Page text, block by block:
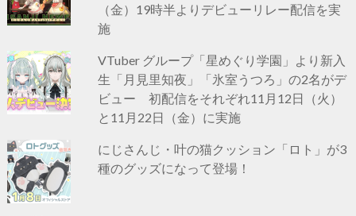
（金）19時半よりデビューリレー配信を実
施
VTuber グループ「星めぐり学園」より新入
生「月見里知夜」「氷室うつろ」の2名がデ
ビュー 初配信をそれぞれ11月12日（火）
と11月22日（金）に実施
にじさんじ・叶の猫クッション「ロト」が3
種のグッズになって登場！